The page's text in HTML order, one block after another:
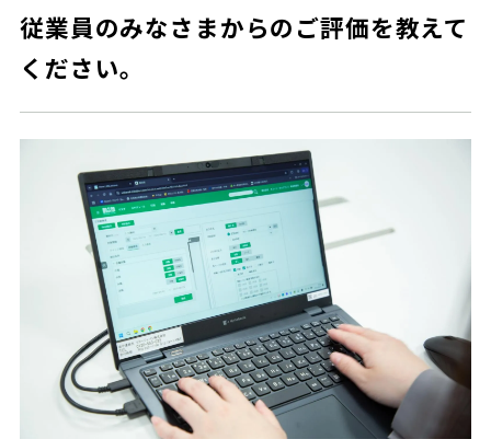
従業員のみなさまからのご評価を教えて
ください。